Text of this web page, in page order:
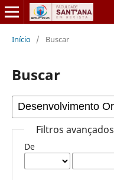
Início / Buscar
Buscar
Filtros avançados
De